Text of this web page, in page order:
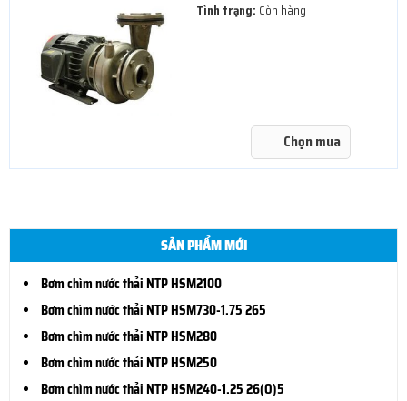
Tình trạng: Còn hàng
Chọn mua
SẢN PHẨM MỚI
Bơm chìm nước thải NTP HSM2100
Bơm chìm nước thải NTP HSM730-1.75 265
Bơm chìm nước thải NTP HSM280
Bơm chìm nước thải NTP HSM250
Bơm chìm nước thải NTP HSM240-1.25 26(O)5